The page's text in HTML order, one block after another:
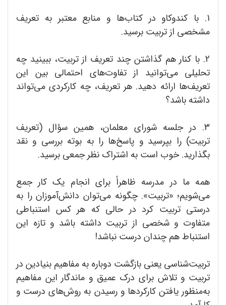
1. با کندوکاو در کتاب‌ها و منابع معتبر به تعریف
مشخصی از تربیت برسید.
2. با کنار هم گذاشتن چند تعریف از تربیت، ببینید چه
تحلیلی می‌توانید از تفاوت‌های احتمالی بین این
تعریف‌ها ارائه دهید. هر تعریف، چه کارکردی می‌تواند
داشته باشد؟
3. در جلسه شورای معلمان، همین سؤال (تعریف
تربیت) را بپرسید و پاسخ‌ها را به بوته بررسی و نقد
بگذارید. خوب است به اشتراک نظر جمعی برسید.
همه ما در مدرسه ظاهراً برای انجام یک کار جمع
می‌شویم؛ «تربیت». چگونه می‌توان دانش‌آموزان را به
درستی تربیت کرد در حالی که هر کس استنباطی
متفاوت و شخصی از تربیت داشته باشد و تازه این
استنباط هم چندان درست نباشد!
تربیت‌شناسی یعنی بازگشت دوباره به مفاهیم بنیادین در
تربیت و تلاش برای درک عمیق و ماندگار این مفاهیم
به‌منظور یافتن کارکردها و رسیدن به روش‌های درست و